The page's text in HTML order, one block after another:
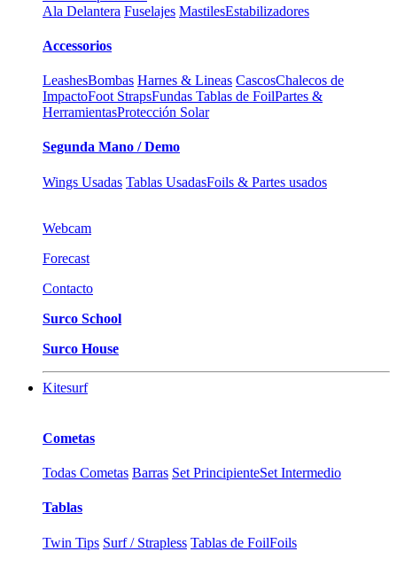
Ala Delantera Fuselajes MastilesEstabilizadores
Accessorios
LeashesBombas Harnes & Lineas CascosChalecos de
ImpactoFoot StrapsFundas Tablas de FoilPartes &
HerramientasProtección Solar
Segunda Mano / Demo
Wings Usadas Tablas UsadasFoils & Partes usados
Webcam
Forecast
Contacto
Surco School
Surco House
Kitesurf
Cometas
Todas Cometas Barras Set PrincipienteSet Intermedio
Tablas
Twin Tips Surf / Strapless Tablas de FoilFoils